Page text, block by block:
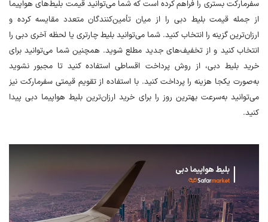
سفرمارکت بستری را فراهم کرده است که شما می‌توانید قیمت بلیط‌های هواپیما
از جمله قیمت بلیط دبی را از میان تأمین‌کنندگان متعدد مقایسه کرده و
ارزان‌ترین گزینه را انتخاب کنید. شما می‌توانید بلیط چارتری یا لحظه آخری دبی را
انتخاب کنید و از تخفیف‌های جدید مطلع شوید. همچنین شما می‌توانید برای
خرید بلیط دبی، از روش پرداخت اقساطی استفاده کنید تا مجبور نشوید
به‌صورت یکجا هزینه را پرداخت کنید. با استفاده از تقویم قیمتی سفرمارکت نیز
می‌توانید به‌سرعت بهترین روز را برای خرید ارزان‌ترین بلیط هواپیما دبی پیدا
کنید.